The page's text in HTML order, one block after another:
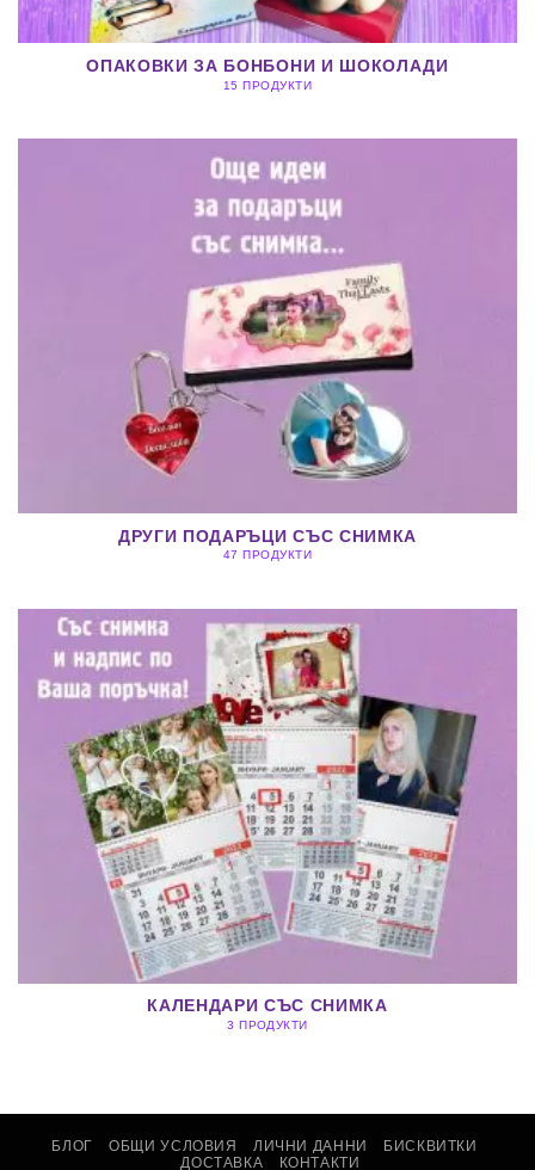
ОПАКОВКИ ЗА БОНБОНИ И ШОКОЛАДИ
15 ПРОДУКТИ
ДРУГИ ПОДАРЪЦИ СЪС СНИМКА
47 ПРОДУКТИ
КАЛЕНДАРИ СЪС СНИМКА
3 ПРОДУКТИ
БЛОГ ОБЩИ УСЛОВИЯ ЛИЧНИ ДАННИ
БИСКВИТКИ
ДОСТАВКА
КОНТАКТИ